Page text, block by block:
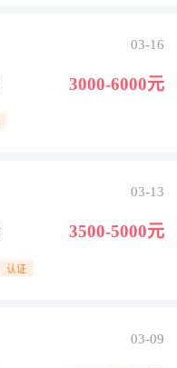
03-16
3000-6000元
03-13
3500-5000元
认证
03-09